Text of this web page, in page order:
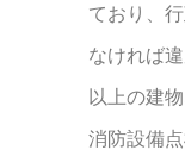
ており、
なければ
以上の建
消防設備